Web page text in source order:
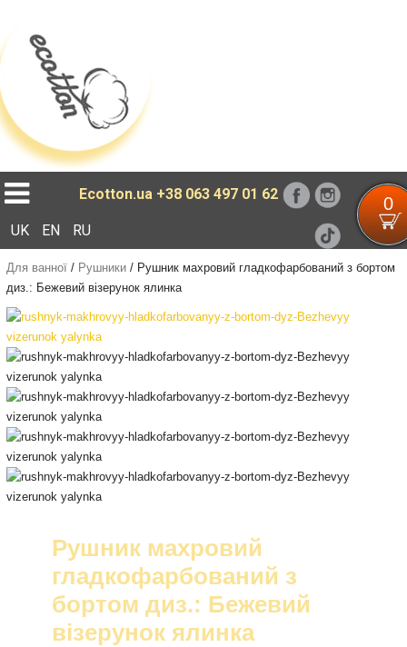
Ecotton.ua +38 063 497 01 62 0
UK EN RU
Для ванної/ Рушники / Рушник махровий гладкофарбований з бортом
диз.: Бежевий візерунок ялинка
Рушник махровий
гладкофарбований з
бортом диз.: Бежевий
візерунок ялинка